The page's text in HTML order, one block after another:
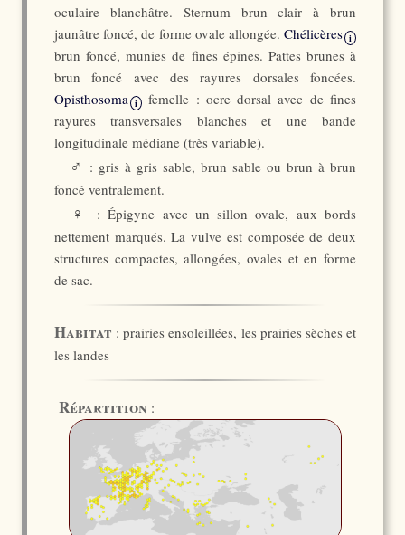
oculaire blanchâtre. Sternum brun clair à brun
jaunâtre foncé, de forme ovale allongée. Chélicères i
brun foncé, munies de fines épines. Pattes brunes à
brun foncé avec des rayures dorsales foncées.
Opisthosoma i
femelle : ocre dorsal avec de fines
rayures transversales blanches et une bande
longitudinale médiane (très variable).
♂ : gris à gris sable, brun sable ou brun à brun
foncé ventralement.
♀
: Épigyne avec un sillon ovale, aux bords
nettement marqués. La vulve est composée de deux
structures compactes, allongées, ovales et en forme
de sac.
Habitat : prairies ensoleillées, les prairies sèches et
les landes
Répartition :